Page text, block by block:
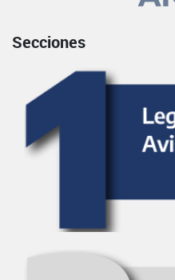
Secciones